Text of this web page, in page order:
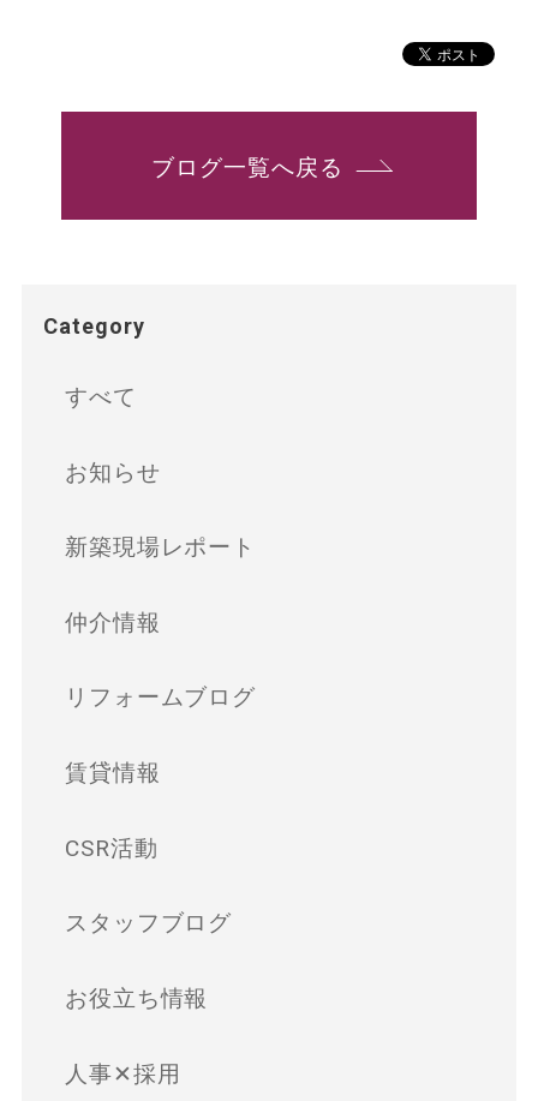
ブログ一覧へ戻る
Category
すべて
お知らせ
新築現場レポート
仲介情報
リフォームブログ
賃貸情報
CSR活動
スタッフブログ
お役立ち情報
人事✕採用